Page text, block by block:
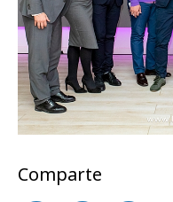
Comparte